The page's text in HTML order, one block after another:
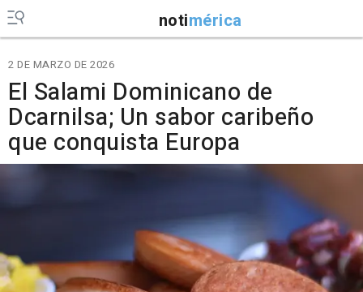
notimérica
2 DE MARZO DE 2026
El Salami Dominicano de
Dcarnilsa; Un sabor caribeño
que conquista Europa